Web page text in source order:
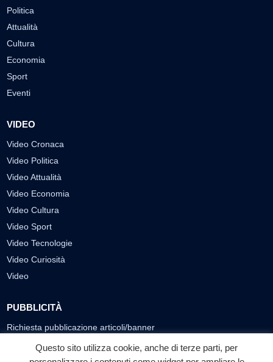
Politica
Attualità
Cultura
Economia
Sport
Eventi
VIDEO
Video Cronaca
Video Politica
Video Attualità
Video Economia
Video Cultura
Video Sport
Video Tecnologie
Video Curiosità
Video
PUBBLICITÀ
Richiesta pubblicazione articoli/banner
SEGUICI SUI SOCIAL
Questo sito utilizza cookie, anche di terze parti, per